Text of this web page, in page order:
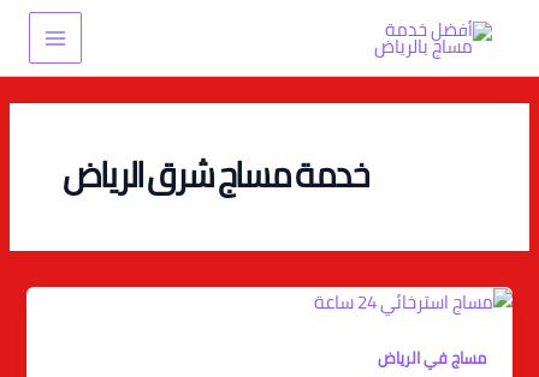
المحتوى
Main
Menu
خدمة مساج شرق الرياض
مساج في الرياض